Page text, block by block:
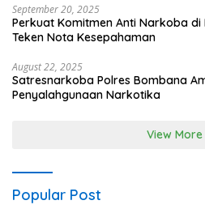
September 20, 2025
Perkuat Komitmen Anti Narkoba di
Teken Nota Kesepahaman
August 22, 2025
Satresnarkoba Polres Bombana
Penyalahgunaan Narkotika
View More
Popular Post